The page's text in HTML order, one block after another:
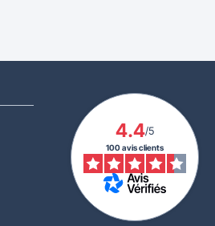
4.4/5
100 avis clients